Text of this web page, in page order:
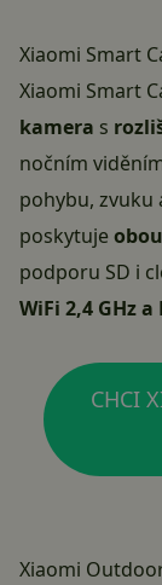
Xiaomi Smart
Xiaomi Smart
kamera s
nočním
pohybu, zvuku
poskytuje
podporu SD i
WiFi 2,4 GHz
CHCI
Xiaomi